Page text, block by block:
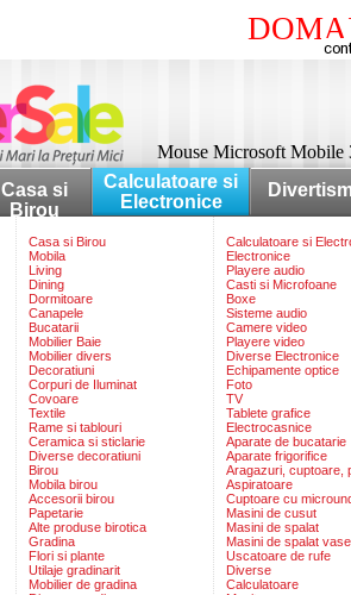
Mouse Microsoft Mobile
Casa si
Birou
Calculatoare si
Electronice
Casa si Birou
Mobila
Living
Dining
Dormitoare
Canapele
Bucatarii
Mobilier Baie
Mobilier divers
Decoratiuni
Corpuri de Iluminat
Covoare
Textile
Rame si tablouri
Ceramica si sticlarie
Diverse decoratiuni
Birou
Mobila birou
Accesorii birou
Papetarie
Alte produse birotica
Gradina
Flori si plante
Utilaje gradinarit
Mobilier de gradina
Calculatoare si
Electronice
Playere audio
Casti si Microfoane
Boxe
Sisteme audio
Camere video
Playere video
Diverse Electronice
Echipamente optice
Foto
TV
Tablete grafice
Electrocasnice
Aparate de bucatarie
Aparate frigorifice
Aragazuri, cuptoare,
Aspiratoare
Cuptoare cu
Masini de cusut
Masini de spalat
Masini de spalat vase
Uscatoare de rufe
Diverse
Calculatoare